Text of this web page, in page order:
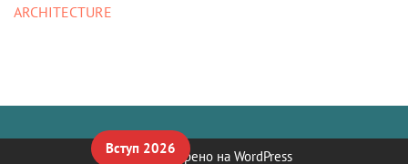
ARCHITECTURE
Neve| Створено на WordPress
Вступ 2026